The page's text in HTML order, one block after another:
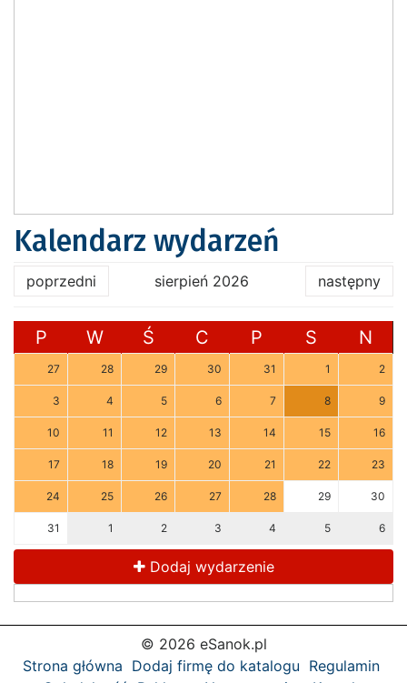
Kalendarz wydarzeń
poprzedni sierpień 2026 następny
P W Ś C P S N
27 28 29 30 31 1 2
3 4 5 6 7 8 9
10 11 12 13 14 15 16
17 18 19 20 21 22 23
24 25 26 27 28 29 30
31 1 2 3 4 5 6
Dodaj wydarzenie
© 2026 eSanok.pl
Strona główna Dodaj firmę do katalogu Regulamin